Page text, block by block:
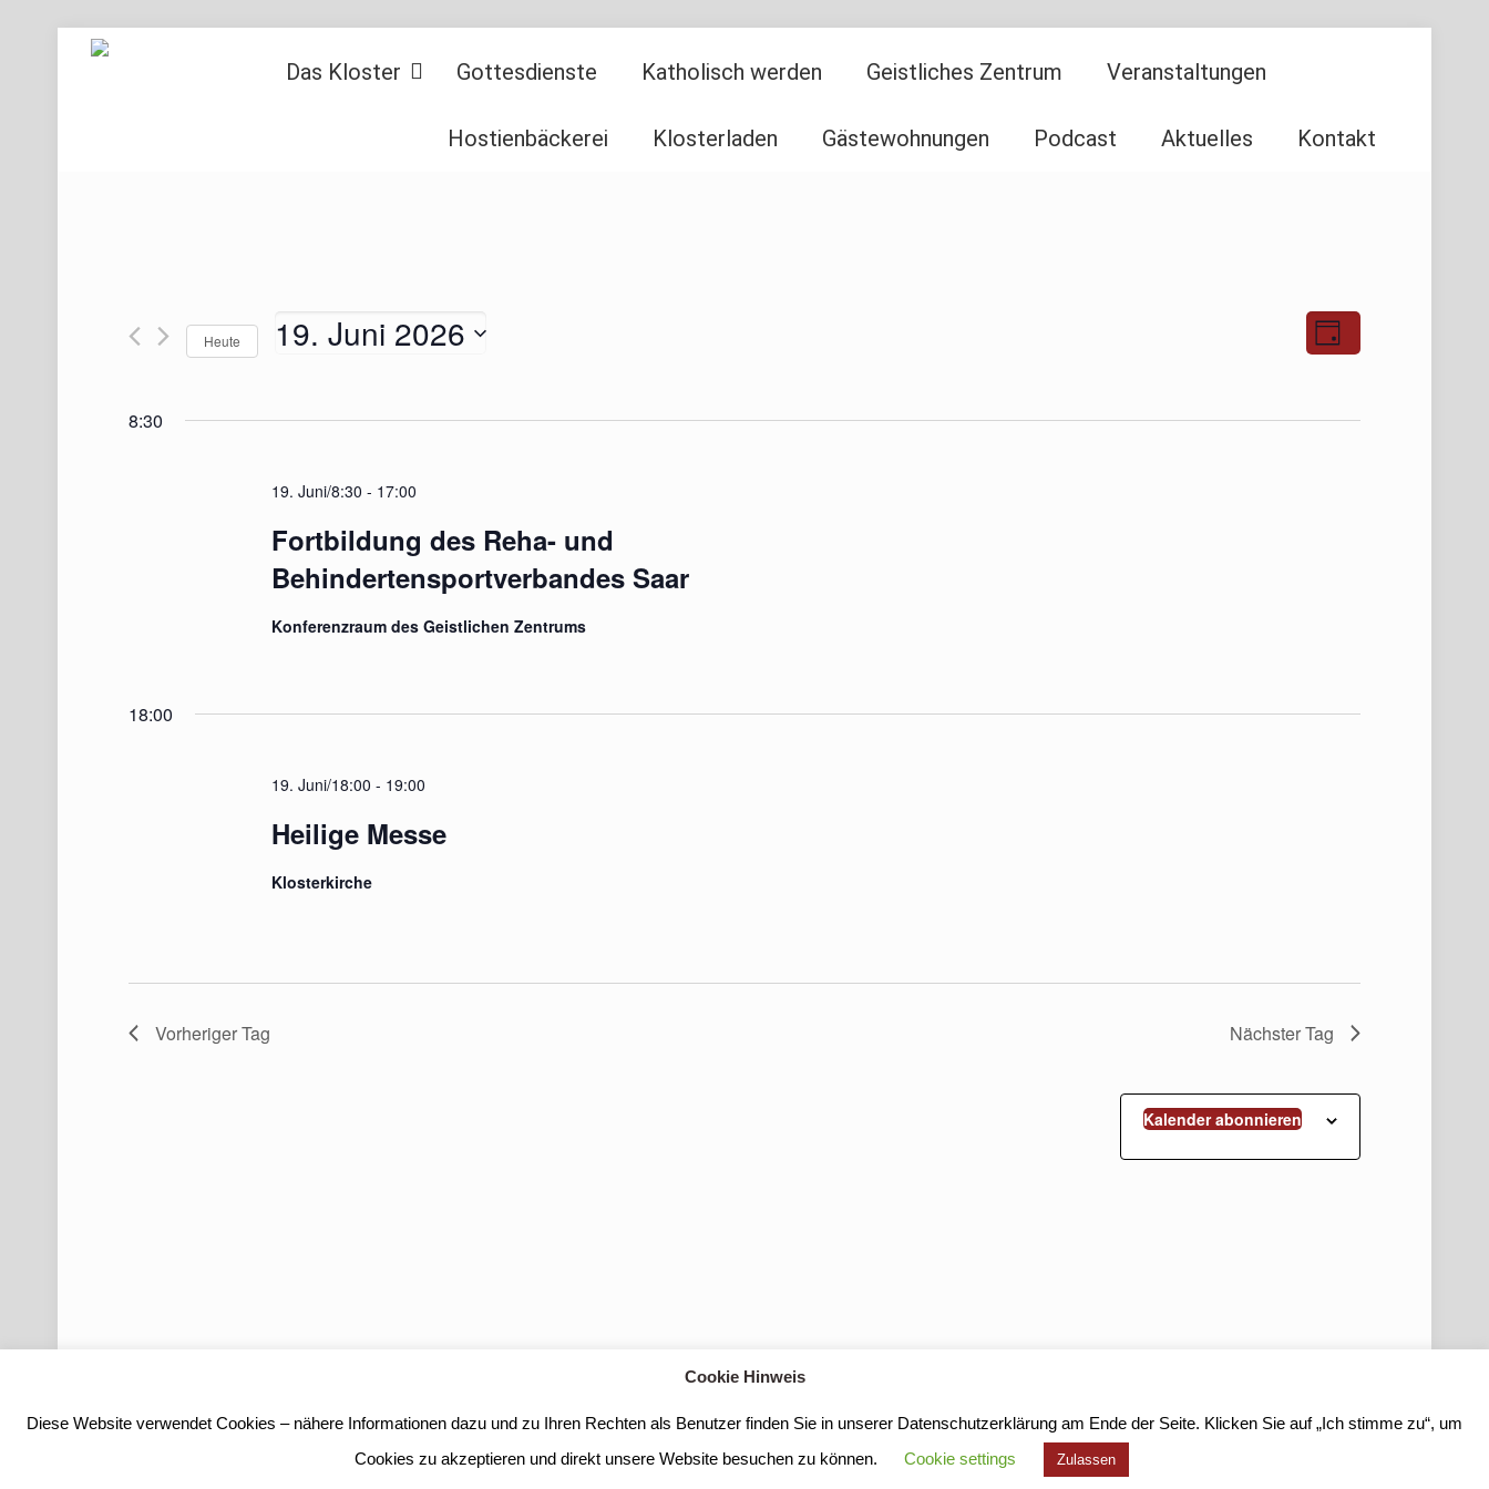
Das Kloster Gottesdienste Katholisch werden Geistliches Zentrum Veranstaltungen
Hostienbäckerei Klosterladen Gästewohnungen Podcast Aktuelles Kontakt
Ansichten-
Navigation
Ansichten-
Tag
Heute 19. Juni 2026
8:30
19. Juni/8:30 - 17:00
Fortbildung des Reha- und
Behindertensportverbandes Saar
Konferenzraum des Geistlichen Zentrums
18:00
19. Juni/18:00 - 19:00
Heilige Messe
Klosterkirche
Vorheriger Tag Nächster Tag
Kalender abonnieren
Kloster Heilig Kreuz |Impressum| Datenschutz
Cookie Hinweis
Diese Website verwendet Cookies – nähere Informationen dazu und zu Ihren Rechten als Benutzer finden Sie in unserer Datenschutzerklärung am Ende der Seite. Klicken Sie auf „Ich stimme zu“, um
Cookies zu akzeptieren und direkt unsere Website besuchen zu können.
Cookie settings Zulassen